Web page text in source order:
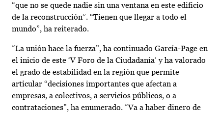
“que no se quede nadie sin una ventana en este edificio
de la reconstrucción”. “Tienen que llegar a todo el
mundo”, ha reiterado.
“La unión hace la fuerza”, ha continuado García-Page en
el inicio de este ‘V Foro de la Ciudadanía’ y ha valorado
el grado de estabilidad en la región que permite
articular “decisiones importantes que afectan a
empresas, a colectivos, a servicios públicos, o a
contrataciones”, ha enumerado. “Va a haber dinero de